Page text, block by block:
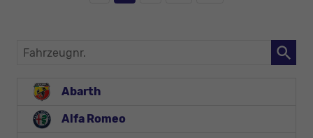
Fahrzeugnr.
Abarth
Alfa Romeo